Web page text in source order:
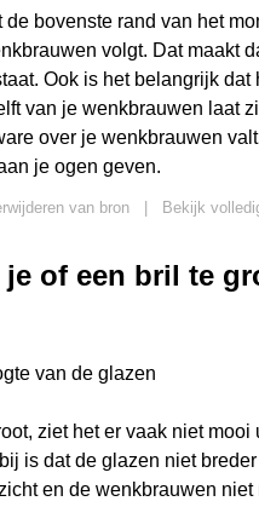
de bovenste rand van het
volgt. Dat maakt
Ook is het belangrijk dat
van je wenkbrauwen laat
over je wenkbrauwen
je ogen geven.
van bron
Bekijk
je of een bril te
van de glazen
ziet het er vaak niet mooi
is dat de glazen niet
en de wenkbrauwen niet